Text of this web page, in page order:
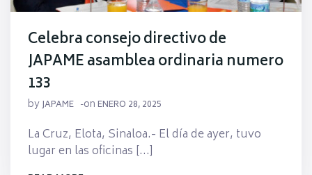
Celebra consejo directivo de
JAPAME asamblea ordinaria numero
133
byJAPAME -onENERO 28, 2025
La Cruz, Elota, Sinaloa.- El día de ayer, tuvo
lugar en las oficinas […]